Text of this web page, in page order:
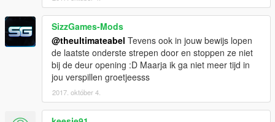
SizzGames-Mods
@theultimateabel Tevens ook in jouw bewijs lopen
de laatste onderste strepen door en stoppen ze niet
bij de deur opening :D Maarja ik ga niet meer tijd in
jou verspillen groetjeesss
2017. október 4.